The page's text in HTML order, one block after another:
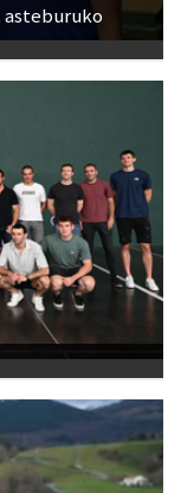
asteburuko